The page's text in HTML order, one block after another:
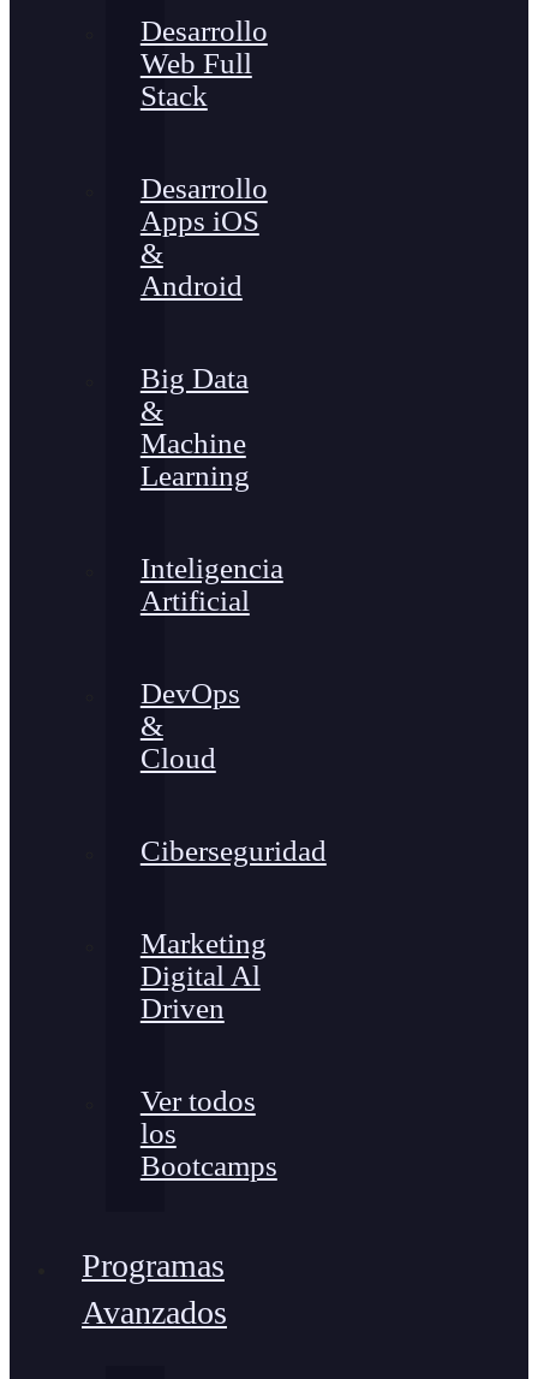
Desarrollo
Web Full
Stack
Desarrollo
Apps iOS
&
Android
Big Data
&
Machine
Learning
Inteligencia
Artificial
DevOps
&
Cloud
Ciberseguridad
Marketing
Digital Al
Driven
Ver todos
los
Bootcamps
Programas
Avanzados